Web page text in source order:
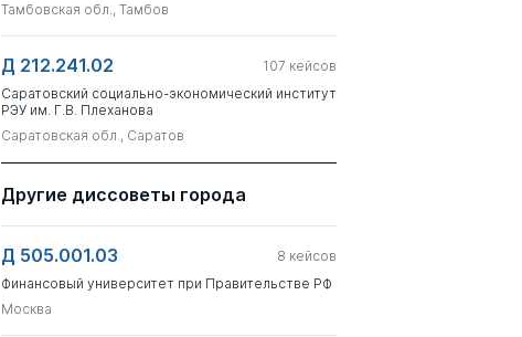
Тамбовская обл., Тамбов
Д 212.241.02 107 кейсов
Саратовский социально-экономический институт
РЭУ им. Г.В. Плеханова
Саратовская обл., Саратов
Другие диссоветы города
Д 505.001.03 8 кейсов
Финансовый университет при Правительстве РФ
Москва